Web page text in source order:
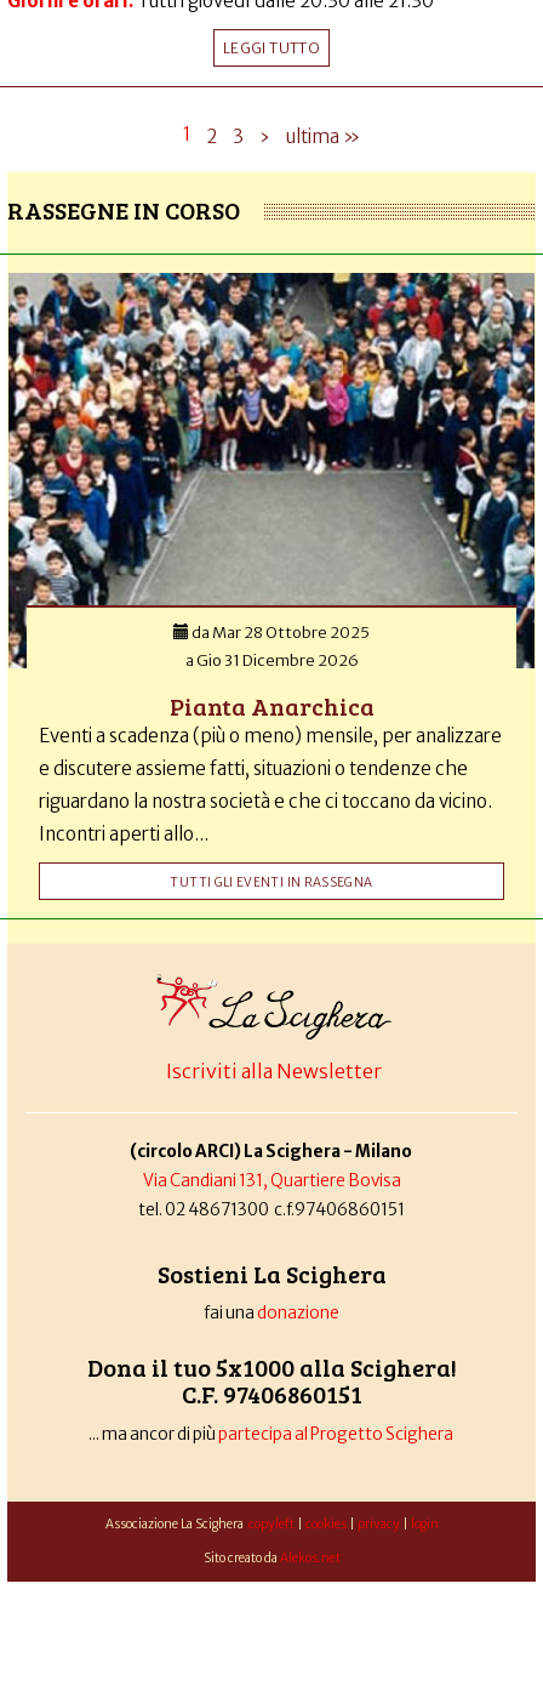
LEGGI TUTTO
1 2 3 › ultima »
RASSEGNE IN CORSO
da Mar 28 Ottobre 2025
aGio 31 Dicembre 2026
Pianta Anarchica
Eventi a scadenza (più o meno) mensile, per analizzare
e discutere assieme fatti, situazioni o tendenze che
riguardano la nostra società e che ci toccano da vicino.
Incontri aperti allo...
TUTTI GLI EVENTI IN RASSEGNA
Iscriviti alla Newsletter
(circolo ARCI) La Scighera - Milano
Via Candiani 131, Quartiere Bovisa
tel. 02 48671300 c.f.97406860151
Sostieni La Scighera
fai unadonazione
Dona il tuo 5x1000 alla Scighera!
C.F. 97406860151
... ma ancor di piùpartecipa al Progetto Scighera
Associazione La Scighera copyleft| cookies| privacy| login
Sito creato da Alekos.net